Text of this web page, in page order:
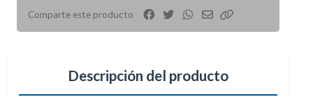
Comparte este producto
Descripción del producto